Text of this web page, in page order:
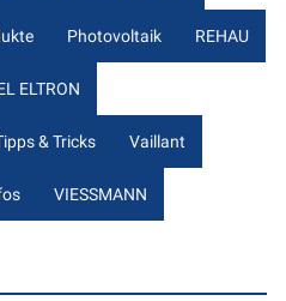
Photovoltaik REHAU
ELTRON
& Tricks Vaillant
VIESSMANN